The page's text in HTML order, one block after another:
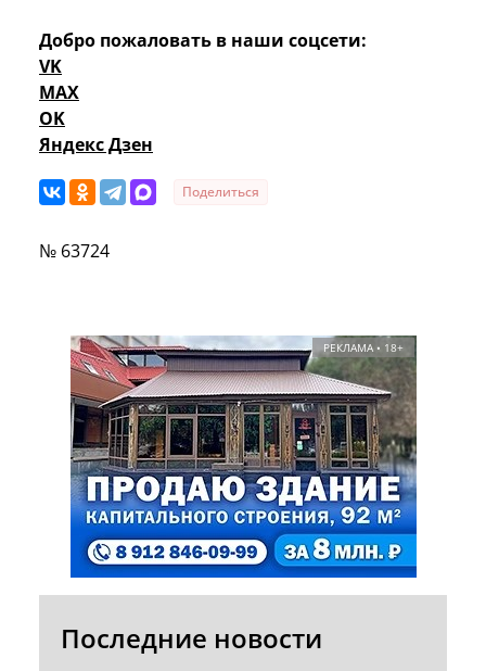
Добро пожаловать в наши соцсети:
VK
MAX
OK
Яндекс Дзен
Поделиться
№ 63724
РЕКЛАМА • 18+
Последние новости